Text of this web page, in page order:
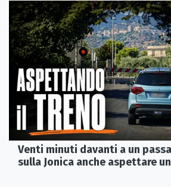
Venti minuti davanti a un
sulla Jonica anche aspettare